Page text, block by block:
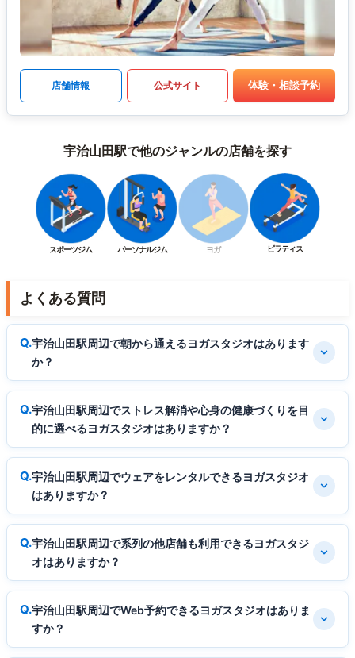
店舗情報 公式サイト 体験・相談予約
宇治山田駅で他のジャンルの店舗を探す
スポーツジム パーソナルジム ヨガ ピラティス
よくある質問
宇治山田駅周辺で朝から通えるヨガスタジオはあります
か？
宇治山田駅周辺でストレス解消や心身の健康づくりを目
的に選べるヨガスタジオはありますか？
宇治山田駅周辺でウェアをレンタルできるヨガスタジオ
はありますか？
宇治山田駅周辺で系列の他店舗も利用できるヨガスタジ
オはありますか？
宇治山田駅周辺でWeb予約できるヨガスタジオはありま
すか？